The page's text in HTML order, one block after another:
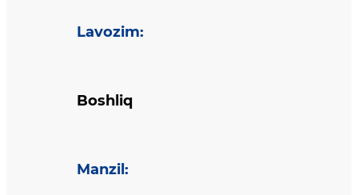
Lavozim:
Boshliq
Manzil :